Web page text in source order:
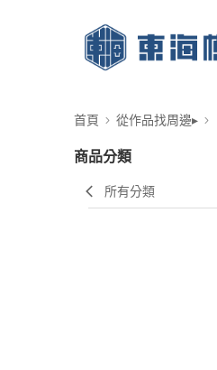
首頁 從作品找周邊▸
商品分類
所有分類